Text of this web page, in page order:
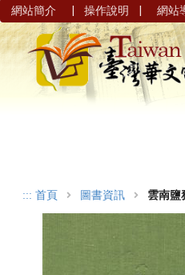
網站簡介 | 操作說明 | 網站
::: 首頁 圖書資訊 雲南鹽